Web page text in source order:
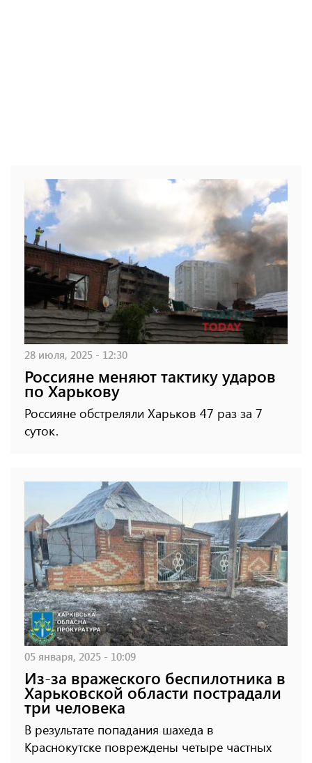
28 июля, 2025 - 12:30
Россияне меняют тактику ударов
по Харькову
Россияне обстреляли Харьков 47 раз за 7
суток.
05 января, 2025 - 10:09
Из-за вражеского беспилотника в
Харьковской области пострадали
три человека
В результате попадания шахеда в
Краснокутске повреждены четыре частных